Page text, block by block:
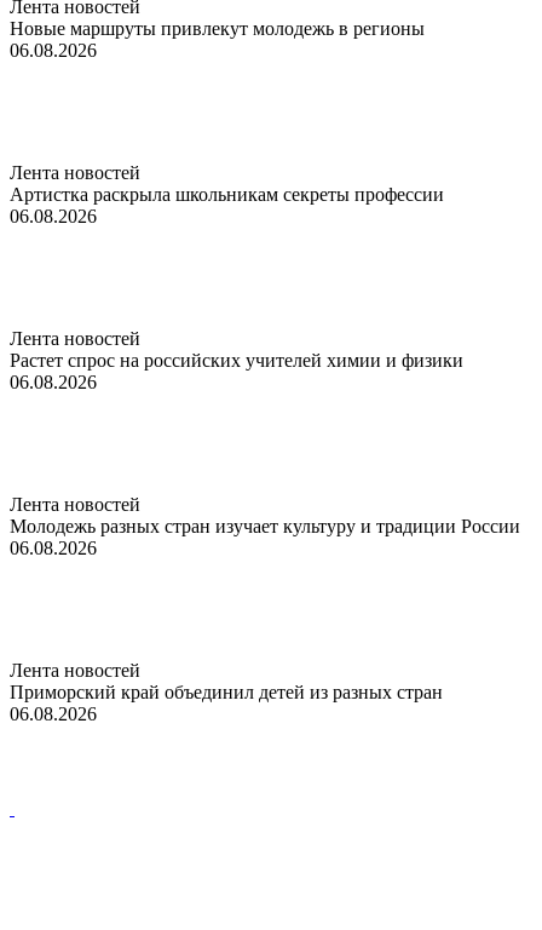
Лента новостей
Новые маршруты привлекут молодежь в регионы
06.08.2026
Лента новостей
Артистка раскрыла школьникам секреты профессии
06.08.2026
Лента новостей
Растет спрос на российских учителей химии и физики
06.08.2026
Лента новостей
Молодежь разных стран изучает культуру и традиции России
06.08.2026
Лента новостей
Приморский край объединил детей из разных стран
06.08.2026